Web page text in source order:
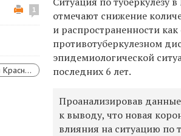
1
Коронавирус и ОРВИ в Красноярском крае
отмечают снижение
и распространенности
противотуберкулезном
эпидемиологической
последних 6 лет.
Проанализировав
к выводу, что новая
влияния на ситуацию по